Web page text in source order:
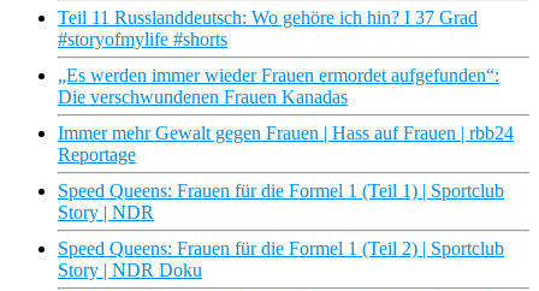
Teil 11 Russlanddeutsch: Wo gehöre ich hin? I 37 Grad
#storyofmylife #shorts
„Es werden immer wieder Frauen ermordet aufgefunden“:
Die verschwundenen Frauen Kanadas
Immer mehr Gewalt gegen Frauen | Hass auf Frauen | rbb24
Reportage
Speed Queens: Frauen für die Formel 1 (Teil 1) | Sportclub
Story | NDR
Speed Queens: Frauen für die Formel 1 (Teil 2) | Sportclub
Story | NDR Doku